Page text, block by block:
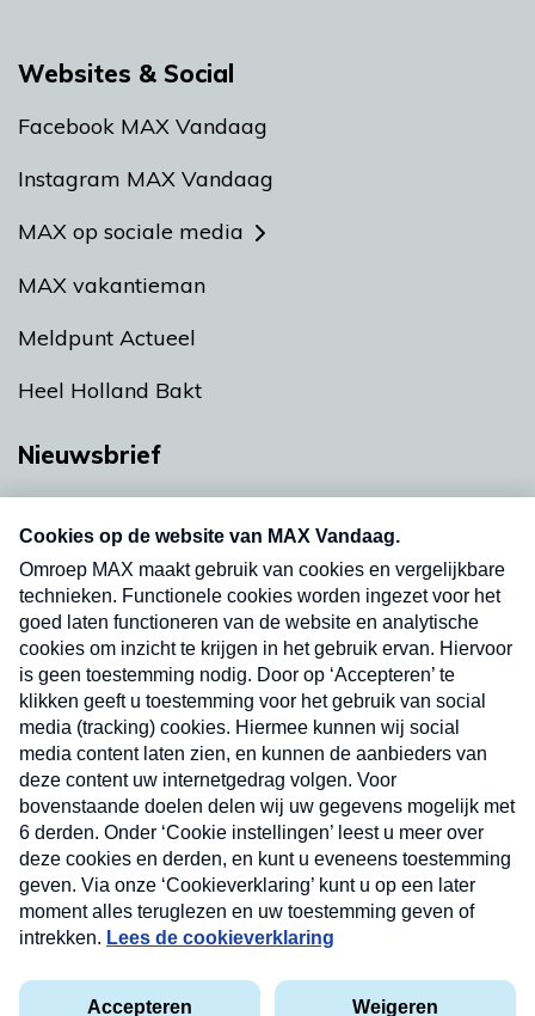
Websites & Social
Facebook MAX Vandaag
Instagram MAX Vandaag
MAX op sociale media
MAX vakantieman
Meldpunt Actueel
Heel Holland Bakt
Nieuwsbrief
nieuwsbrief. Elke vrijdag- en dinsdagochtend in
uw mailbox.
Verzend
Privacyverklaring
Cookieverklaring
Nieuwsbrief
Neem hier een gratis abonnement op onze
nieuwsbrief. Elke vrijdag- en dinsdagochtend in uw